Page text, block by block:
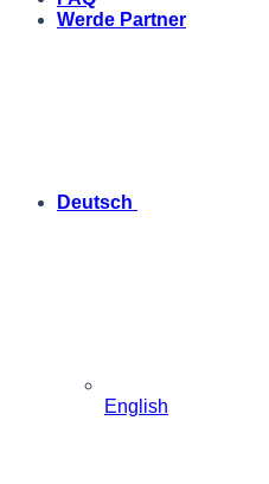
Werde Partner
Deutsch
English